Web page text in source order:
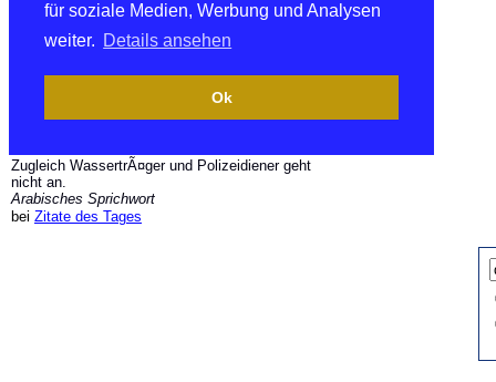
für soziale Medien, Werbung und Analysen
weiter. Details ansehen
Ok
Zugleich WassertrÃ¤ger und Polizeidiener geht
nicht an.
Arabisches Sprichwort
bei Zitate des Tages